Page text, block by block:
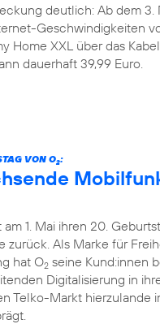
deutlich: Ab dem
Geschwindigkeiten
Home XXL über das
dauerhaft 39,99 Euro.
VON O2:
am 1. Mai ihren 20.
Als Marke für
hat O2 seine Kund:innen
Digitalisierung in
Telko-Markt hierzulande